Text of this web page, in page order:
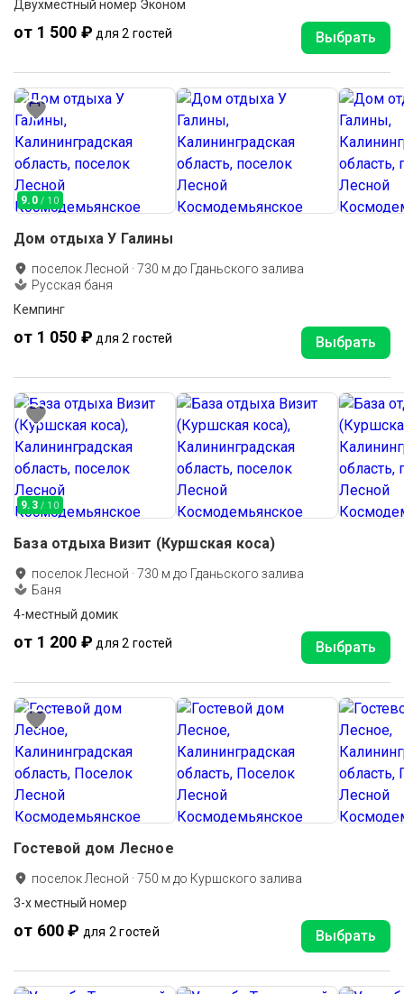
Двухместный номер Эконом
от 1 500 ₽ для 2 гостей Выбрать
9.0 / 10
Дом отдыха У Галины
поселок Лесной ·730 м до Гданьского залива
Русская баня
Кемпинг
от 1 050 ₽ для 2 гостей Выбрать
9.3 / 10
База отдыха Визит (Куршская коса)
поселок Лесной ·730 м до Гданьского залива
Баня
4-местный домик
от 1 200 ₽ для 2 гостей Выбрать
Гостевой дом Лесное
поселок Лесной ·750 м до Куршского залива
3-х местный номер
от 600 ₽ для 2 гостей Выбрать